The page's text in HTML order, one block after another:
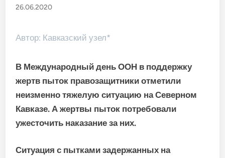
26.06.2020
Автор: Кавказский узел*
В Международный день ООН в поддержку
жертв пыток правозащитники отметили
неизменно тяжелую ситуацию на Северном
Кавказе. А жертвы пыток потребовали
ужесточить наказание за них.
Ситуация с пытками задержанных на